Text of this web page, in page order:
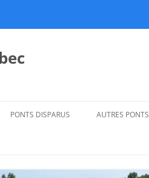
PONTS DISPARUS AUTRES PONTS